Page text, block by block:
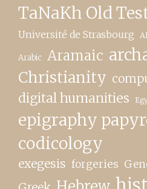
TaNaKh Old
Université de Strasbourg
Arabic Aramaic
Christianity
digital humanities
epigraphy
codicology
exegesis forgeries